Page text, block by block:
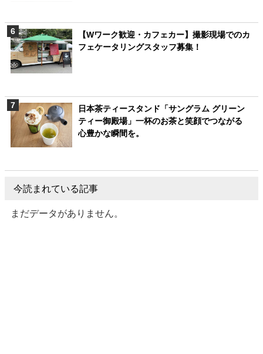
【Wワーク歓迎・カフェカー】撮影現場でのカ
フェケータリングスタッフ募集！
日本茶ティースタンド「サングラム グリーン
ティー御殿場」一杯のお茶と笑顔でつながる
心豊かな瞬間を。
今読まれている記事
まだデータがありません。